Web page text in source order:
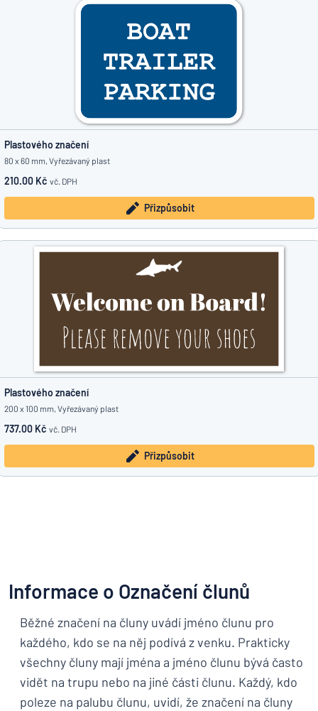
Plastového značení
80 x 60 mm, Vyřezávaný plast
210.00 Kč vč. DPH
Přizpůsobit
Plastového značení
200 x 100 mm, Vyřezávaný plast
737.00 Kč vč. DPH
Přizpůsobit
Informace o Označení člunů
Běžné značení na čluny uvádí jméno člunu pro
každého, kdo se na něj podívá z venku. Prakticky
všechny čluny mají jména a jméno člunu bývá často
vidět na trupu nebo na jiné části člunu. Každý, kdo
poleze na palubu člunu, uvidí, že značení na čluny